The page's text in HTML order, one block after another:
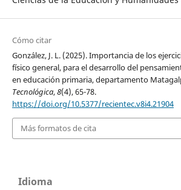
Cómo citar
González, J. L. (2025). Importancia de los
físico general, para el desarrollo del
en educación primaria, departamento
Tecnológica,8(4), 65-78.
https://doi.org/10.5377/recientec.v8i4.21904
Más formatos de cita
Idioma